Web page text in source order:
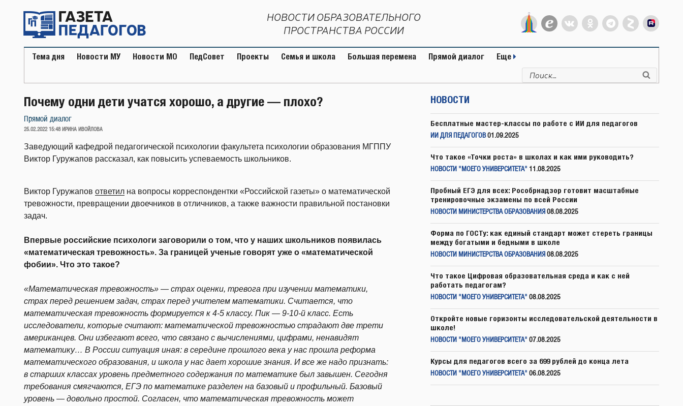
содержимому
НОВОСТИ ОБРАЗОВАТЕЛЬНОГО
ПРОСТРАНСТВА РОССИИ
Тема дня Новости МУ Новости МО ПедСовет Проекты Семья и школа Большая перемена Прямой диалог Еще
Искать:
Почему одни дети учатся хорошо, а другие — плохо?
Прямой диалог
ОПУБЛИКОВАНО
25.02.2022 15:48 ИРИНА ИВОЙЛОВА
Заведующий кафедрой педагогической психологии факультета психологии образования МГППУ
Виктор Гуружапов рассказал, как повысить успеваемость школьников.
Виктор Гуружапов ответил на вопросы корреспондентки «Российской газеты» о математической
тревожности, превращении двоечников в отличников, а также важности правильной постановки
задач.
Впервые российские психологи заговорили о том, что у наших школьников появилась
«математическая тревожность». За границей ученые говорят уже о «математической
фобии». Что это такое?
«Математическая тревожность» — страх оценки, тревога при изучении математики,
страх перед решением задач, страх перед учителем математики. Считается, что
математическая тревожность формируется к 4-5 классу. Пик — 9-10-й класс. Есть
исследователи, которые считают: математической тревожностью страдают две трети
американцев. Они избегают всего, что связано с вычислениями, цифрами, ненавидят
математику… В России ситуация иная: в середине прошлого века у нас прошла реформа
математического образования, и школа у нас дает хорошие знания. И все же надо признать:
в старших классах уровень предметного содержания по математике был завышен. Сегодня
требования смягчаются, ЕГЭ по математике разделен на базовый и профильный. Базовый
уровень — довольно простой. Согласен, что математическая тревожность может
НОВОСТИ
Бесплатные мастер-классы по работе с ИИ для педагогов
ИИ ДЛЯ ПЕДАГОГОВ 01.09.2025
Что такое «Точки роста» в школах и как ими руководить?
НОВОСТИ "МОЕГО УНИВЕРСИТЕТА" 11.08.2025
Пробный ЕГЭ для всех: Рособрнадзор готовит масштабные
тренировочные экзамены по всей России
НОВОСТИ МИНИСТЕРСТВА ОБРАЗОВАНИЯ 08.08.2025
Форма по ГОСТу: как единый стандарт может стереть границы
между богатыми и бедными в школе
НОВОСТИ МИНИСТЕРСТВА ОБРАЗОВАНИЯ 08.08.2025
Что такое Цифровая образовательная среда и как с ней
работать педагогам?
НОВОСТИ "МОЕГО УНИВЕРСИТЕТА" 08.08.2025
Откройте новые горизонты исследовательской деятельности в
школе!
НОВОСТИ "МОЕГО УНИВЕРСИТЕТА" 07.08.2025
Курсы для педагогов всего за 699 рублей до конца лета
НОВОСТИ "МОЕГО УНИВЕРСИТЕТА" 06.08.2025